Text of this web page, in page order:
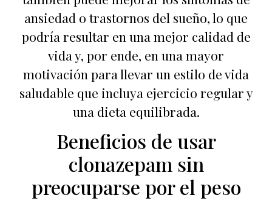
ansiedad o trastornos del sueño, lo que
podría resultar en una mejor calidad de
vida y, por ende, en una mayor
motivación para llevar un estilo de vida
saludable que incluya ejercicio regular y
una dieta equilibrada.
Beneficios de usar
clonazepam sin
preocuparse por el peso